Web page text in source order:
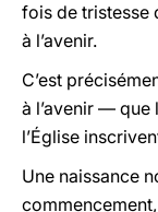
fois de tristesse
à l’avenir.
C’est
à l’avenir — que
l’Église
Une naissance